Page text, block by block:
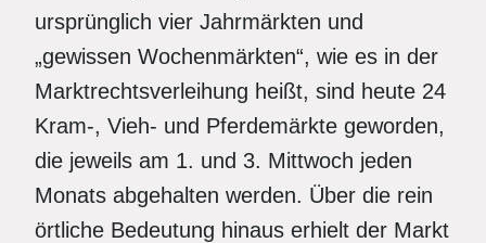
ursprünglich vier Jahrmärkten und
„gewissen Wochenmärkten“, wie es in der
Marktrechtsverleihung heißt, sind heute 24
Kram-, Vieh- und Pferdemärkte geworden,
die jeweils am 1. und 3. Mittwoch jeden
Monats abgehalten werden. Über die rein
örtliche Bedeutung hinaus erhielt der Markt